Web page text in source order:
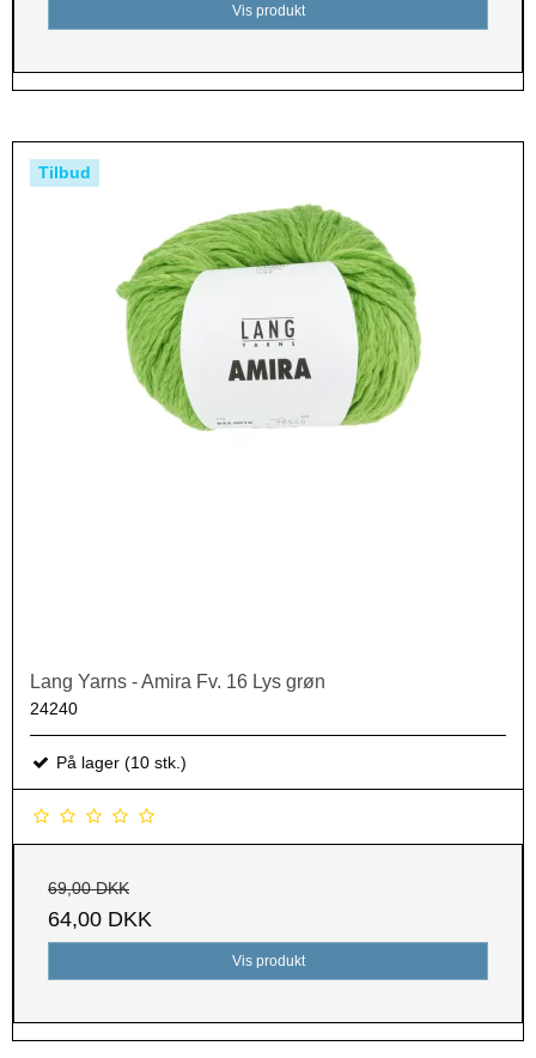
Vis produkt
Tilbud
Lang Yarns - Amira Fv. 16 Lys grøn
24240
På lager (10 stk.)
69,00 DKK
64,00 DKK
Vis produkt